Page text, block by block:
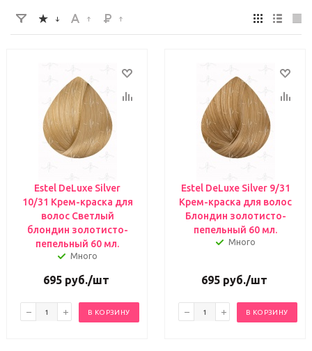
Estel DeLuxe Silver
10/31 Крем-краска для
волос Светлый
блондин золотисто-
пепельный 60 мл.
Много
695руб./шт
В КОРЗИНУ
Estel DeLuxe Silver 9/31
Крем-краска для волос
Блондин золотисто-
пепельный 60 мл.
Много
695руб./шт
В КОРЗИНУ